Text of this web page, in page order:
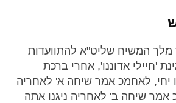
מלך המשיח שליט"א להתוועדות
'חיילי אדוננו', אחרי ברכת
יחי, לאחמכ אמר שיחה א' לאחריה
אמר שיחה ב' לאחריה ניגנו אתה